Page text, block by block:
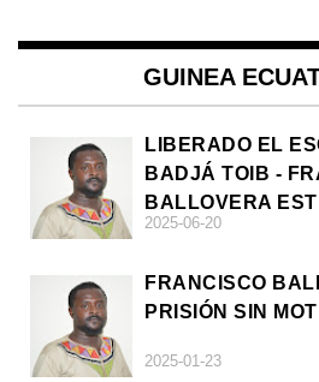
GUINEA
LIBERADO EL
BADJÁ TOIB -
BALLOVERA
2025-06-20
FRANCISCO
PRISIÓN SIN
2025-01-23